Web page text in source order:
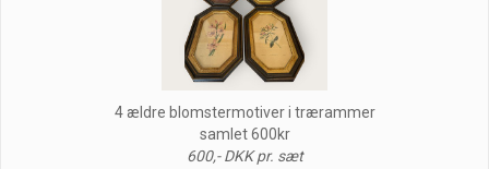
4 ældre blomstermotiver i trærammer
samlet 600kr
600,- DKK pr. sæt